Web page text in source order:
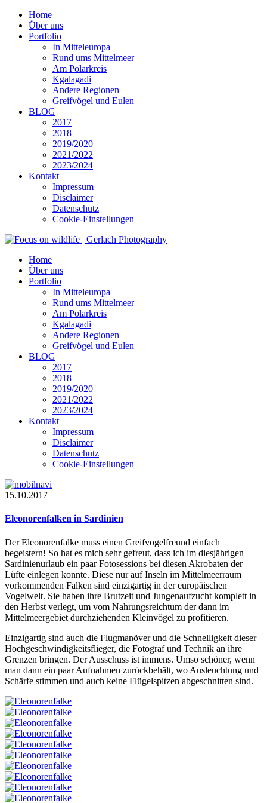
Home
Über uns
Portfolio
In Mitteleuropa
Rund ums Mittelmeer
Am Polarkreis
Kgalagadi
Andere Regionen
Greifvögel und Eulen
BLOG
2017
2018
2019/2020
2021/2022
2023/2024
Kontakt
Impressum
Disclaimer
Datenschutz
Cookie-Einstellungen
Home
Über uns
Portfolio
In Mitteleuropa
Rund ums Mittelmeer
Am Polarkreis
Kgalagadi
Andere Regionen
Greifvögel und Eulen
BLOG
2017
2018
2019/2020
2021/2022
2023/2024
Kontakt
Impressum
Disclaimer
Datenschutz
Cookie-Einstellungen
15.10.2017
Eleonorenfalken in Sardinien
Der Eleonorenfalke muss einen Greifvogelfreund einfach
begeistern! So hat es mich sehr gefreut, dass ich im diesjährigen
Sardinienurlaub ein paar Fotosessions bei diesen Akrobaten der
Lüfte einlegen konnte. Diese nur auf Inseln im Mittelmeerraum
vorkommenden Falken sind einzigartig in der europäischen
Vogelwelt. Sie haben ihre Brutzeit und Jungenaufzucht komplett in
den Herbst verlegt, um vom Nahrungsreichtum der dann im
Mittelmeergebiet durchziehenden Kleinvögel zu profitieren.
Einzigartig sind auch die Flugmanöver und die Schnelligkeit dieser
Hochgeschwindigkeitsflieger, die Fotograf und Technik an ihre
Grenzen bringen. Der Ausschuss ist immens. Umso schöner, wenn
man dann ein paar Aufnahmen zurückbehält, wo Ausleuchtung und
Schärfe stimmen und auch keine Flügelspitzen abgeschnitten sind.